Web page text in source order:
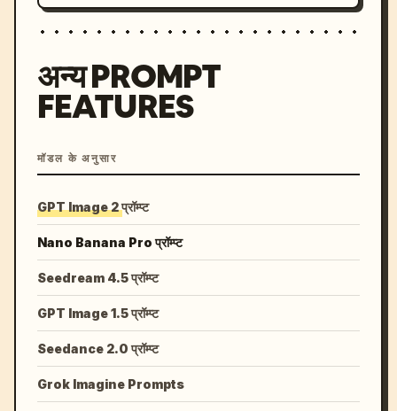
अन्य PROMPT
FEATURES
मॉडल के अनुसार
GPT Image 2 प्रॉम्प्ट
Nano Banana Pro प्रॉम्प्ट
Seedream 4.5 प्रॉम्प्ट
GPT Image 1.5 प्रॉम्प्ट
Seedance 2.0 प्रॉम्प्ट
Grok Imagine Prompts